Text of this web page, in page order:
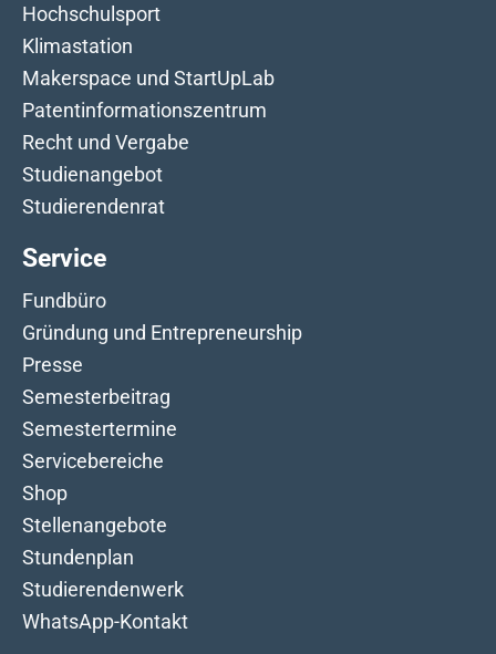
Hochschulsport
Klimastation
Makerspace und StartUpLab
Patentinformationszentrum
Recht und Vergabe
Studienangebot
Studierendenrat
Service
Fundbüro
Gründung und Entrepreneurship
Presse
Semesterbeitrag
Semestertermine
Servicebereiche
Shop
Stellenangebote
Stundenplan
Studierendenwerk
WhatsApp-Kontakt